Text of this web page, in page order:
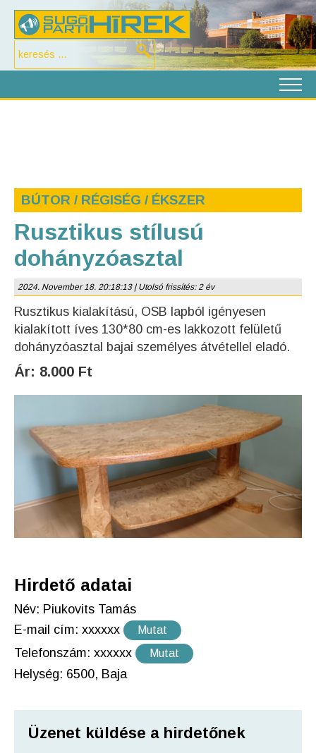
BÚTOR / RÉGISÉG / ÉKSZER
Rusztikus stílusú
dohányzóasztal
2024. November 18. 20:18:13 | Utolsó frissítés: 2 év
Rusztikus kialakítású, OSB lapból igényesen
kialakított íves 130*80 cm-es lakkozott felületű
dohányzóasztal bajai személyes átvétellel eladó.
Ár: 8.000 Ft
Hirdető adatai
Név: Piukovits Tamás
E-mail cím: xxxxxx Mutat
Telefonszám: xxxxxx Mutat
Helység: 6500, Baja
Üzenet küldése a hirdetőnek